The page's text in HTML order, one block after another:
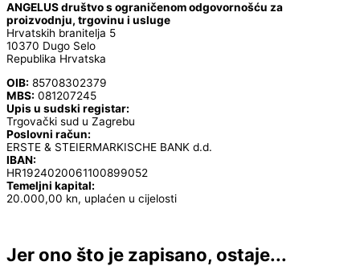
ANGELUS društvo s ograničenom odgovornošću za
proizvodnju, trgovinu i usluge
Hrvatskih branitelja 5
10370 Dugo Selo
Republika Hrvatska
OIB: 85708302379
MBS: 081207245
Upis u sudski registar:
Trgovački sud u Zagrebu
Poslovni račun:
ERSTE & STEIERMARKISCHE BANK d.d.
IBAN:
HR1924020061100899052
Temeljni kapital:
20.000,00 kn, uplaćen u cijelosti
Jer ono što je zapisano, ostaje...